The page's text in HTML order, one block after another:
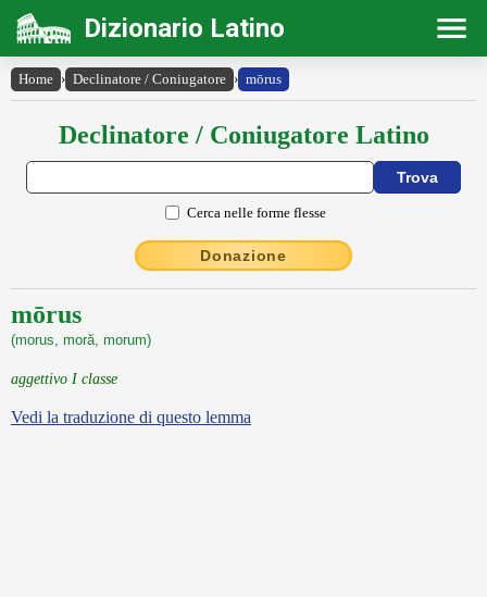
Dizionario Latino
Home › Declinatore / Coniugatore › mōrus
Declinatore / Coniugatore Latino
Cerca nelle forme flesse
Donazione
mōrus
(morus, moră, morum)
aggettivo I classe
Vedi la traduzione di questo lemma